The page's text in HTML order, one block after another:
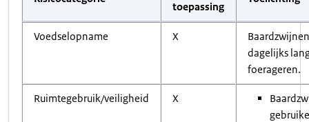
toepassing
Voedselopname X
dagelijks
foerageren.
Ruimtegebruik/veiligheid X